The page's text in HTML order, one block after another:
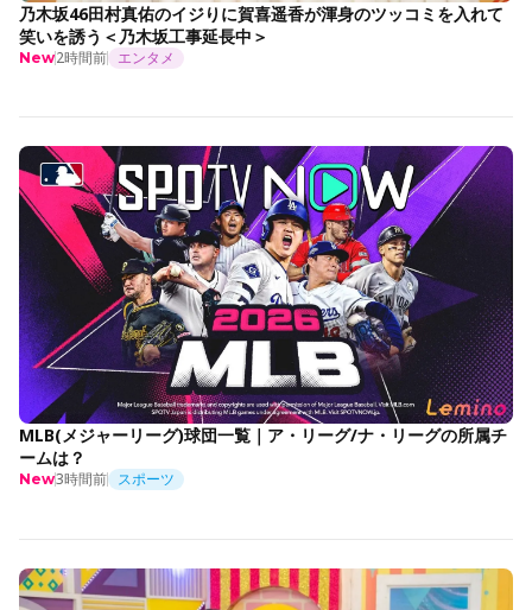
乃木坂46田村真佑のイジりに賀喜遥香が渾身のツッコミを入れて
笑いを誘う＜乃木坂工事延長中＞
New2時間前 エンタメ
MLB(メジャーリーグ)球団一覧｜ア・リーグ/ナ・リーグの所属チ
ームは？
New3時間前 スポーツ